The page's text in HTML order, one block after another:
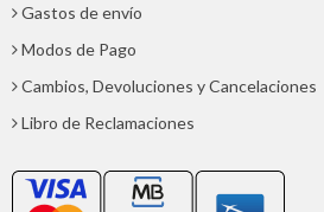
Gastos de envío
Modos de Pago
Cambios, Devoluciones y Cancelaciones
Libro de Reclamaciones